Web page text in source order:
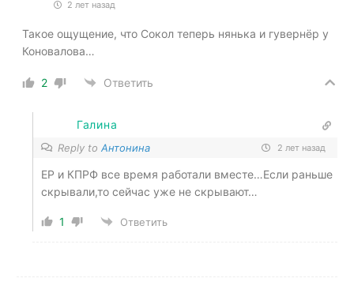
2 лет назад
Такое ощущение, что Сокол теперь нянька и гувернёр у
Коновалова…
2 Ответить
Галина
Reply to Антонина 2 лет назад
ЕР и КПРФ все время работали вместе…Если раньше
скрывали,то сейчас уже не скрывают…
1 Ответить